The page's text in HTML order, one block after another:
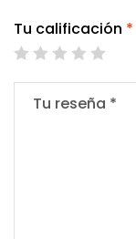
Tu calificación *